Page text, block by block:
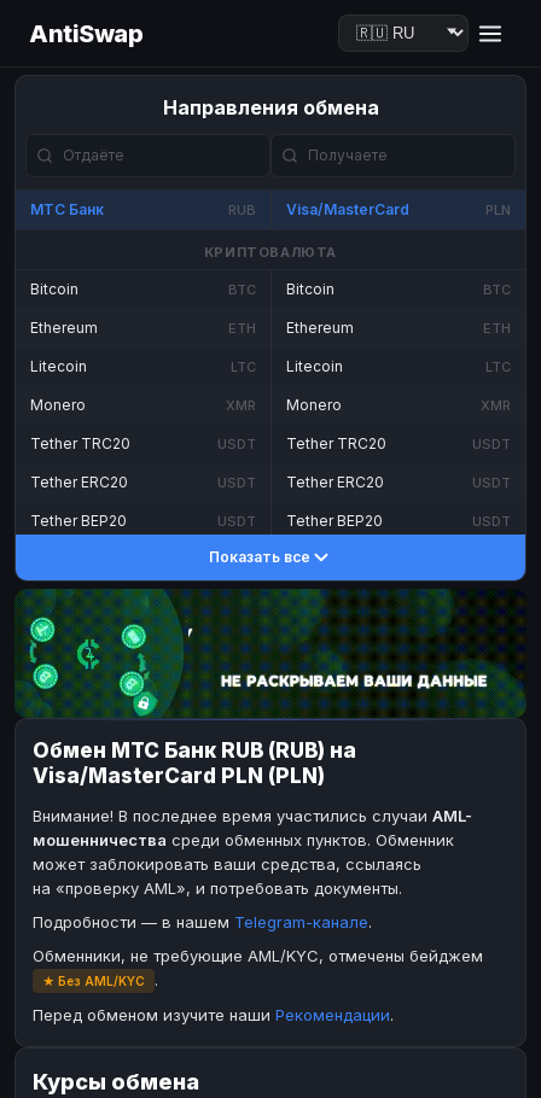
AntiSwap
Направления обмена
МТС Банк RUB Visa/MasterCard PLN
КРИПТОВАЛЮТА
Bitcoin BTC
Ethereum ETH
Litecoin LTC
Monero XMR
Tether TRC20 USDT
Tether ERC20 USDT
Tether BEP20 USDT
DASH
Toncoin TON
Dogecoin DOGE
TRX TRON
Bitcoin Cash BCH
BinanceCoin BEP20
Ether Classic
SOL
Ripple XRP
Bitcoin BTC
Ethereum ETH
Litecoin LTC
Monero XMR
Tether TRC20 USDT
Tether ERC20 USDT
Tether BEP20 USDT
DASH
Toncoin TON
Dogecoin DOGE
TRX TRON
Bitcoin Cash BCH
BinanceCoin
Ether Classic
Ripple
Paxum USD
Perfect Money
Payoneer USD
Paxum
Payoneer
Показать все
Обмен МТС Банк RUB (RUB) на
Visa/MasterCard PLN (PLN)
Внимание! В последнее время участились случаи AML-
мошенничества среди обменных пунктов. Обменник
может заблокировать ваши средства, ссылаясь
на «проверку AML», и потребовать документы.
Подробности — в нашем Telegram-канале.
Обменники, не требующие AML/KYC, отмечены бейджем
★ Без AML/KYC
.
Перед обменом изучите наши Рекомендации.
Курсы обмена